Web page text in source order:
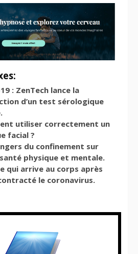
: ZenTech lance la
d’un test sérologique
utiliser correctement un
facial ?
du confinement sur
physique et mentale.
qui arrive au corps après
le coronavirus.